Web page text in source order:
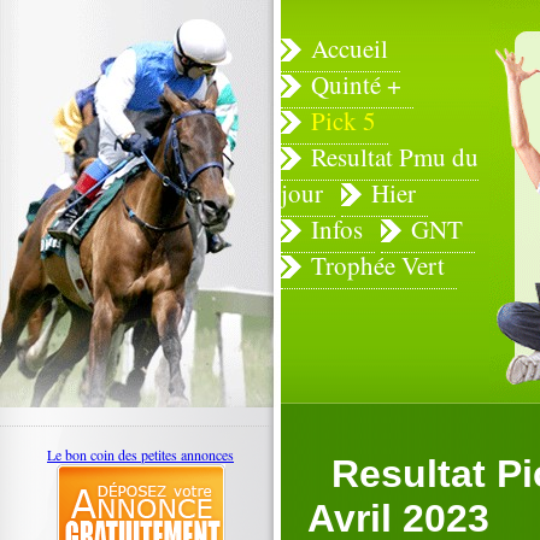
Accueil
Quinté +
Pick 5
Resultat Pmu du
jour
Hier
Infos
GNT
Trophée Vert
Resultat
Avril 2023
Le bon coin des petites annonces